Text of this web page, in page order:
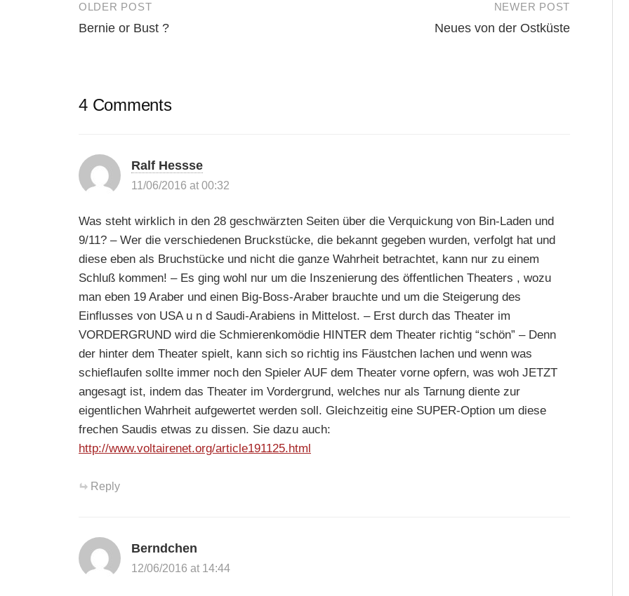
Post
OLDER POST
Bernie or Bust ?
NEWER POST
Neues von der Ostküste
4 Comments
Ralf Hessse
11/06/2016 at 00:32
Was steht wirklich in den 28 geschwärzten Seiten über die Verquickung von Bin-Laden und
9/11? – Wer die verschiedenen Bruckstücke, die bekannt gegeben wurden, verfolgt hat und
diese eben als Bruchstücke und nicht die ganze Wahrheit betrachtet, kann nur zu einem
Schluß kommen! – Es ging wohl nur um die Inszenierung des öffentlichen Theaters , wozu
man eben 19 Araber und einen Big-Boss-Araber brauchte und um die Steigerung des
Einflusses von USA u n d Saudi-Arabiens in Mittelost. – Erst durch das Theater im
VORDERGRUND wird die Schmierenkomödie HINTER dem Theater richtig “schön” – Denn
der hinter dem Theater spielt, kann sich so richtig ins Fäustchen lachen und wenn was
schieflaufen sollte immer noch den Spieler AUF dem Theater vorne opfern, was woh JETZT
angesagt ist, indem das Theater im Vordergrund, welches nur als Tarnung diente zur
eigentlichen Wahrheit aufgewertet werden soll. Gleichzeitig eine SUPER-Option um diese
frechen Saudis etwas zu dissen. Sie dazu auch:
http://www.voltairenet.org/article191125.html
Reply
Berndchen
12/06/2016 at 14:44